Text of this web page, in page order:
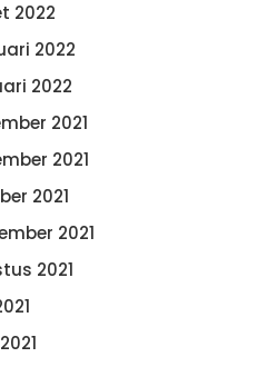
2022
2022
2022
2021
2021
2021
2021
2021